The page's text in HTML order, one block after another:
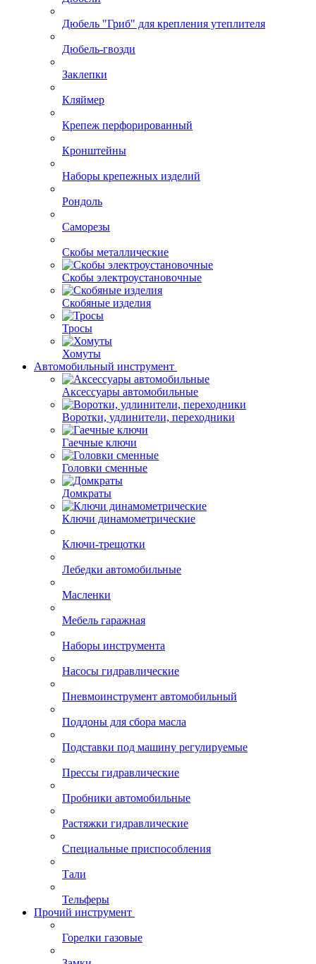
Крепежные изделия
Дюбели
Дюбель "Гриб" для крепления утеплителя
Дюбель-гвозди
Заклепки
Кляймер
Крепеж перфорированный
Кронштейны
Наборы крепежных изделий
Рондоль
Саморезы
Скобы металлические
Скобы электроустановочные
Скобяные изделия
Тросы
Хомуты
Автомобильный инструмент
Аксессуары автомобильные
Воротки, удлинители, переходники
Гаечные ключи
Головки сменные
Домкраты
Ключи динамометрические
Ключи-трещотки
Лебедки автомобильные
Масленки
Мебель гаражная
Наборы инструмента
Насосы гидравлические
Пневмоинструмент автомобильный
Поддоны для сбора масла
Подставки под машину регулируемые
Прессы гидравлические
Пробники автомобильные
Растяжки гидравлические
Специальные приспособления
Тали
Прочий инструмент